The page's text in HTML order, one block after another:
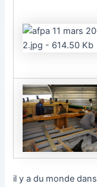
il y a du monde